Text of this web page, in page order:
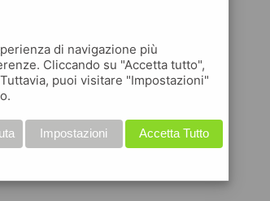
di navigazione più
Cliccando su "Accetta tutto",
puoi visitare "Impostazioni"
Accetta Tutto
Impostazioni